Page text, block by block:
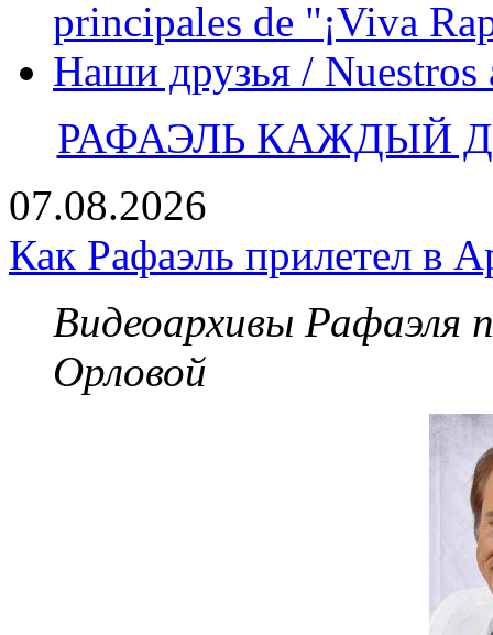
principales de "¡Viva
Наши друзья / Nuestros
РАФАЭЛЬ КАЖДЫЙ
07.08.2026
Как Рафаэль прилетел в
Видеоархивы Рафаэля
Орловой